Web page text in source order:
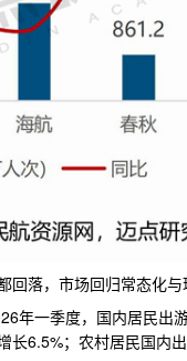
回落，市场回归常态化
年一季度，国内居民出
6.5%；农村居民国内